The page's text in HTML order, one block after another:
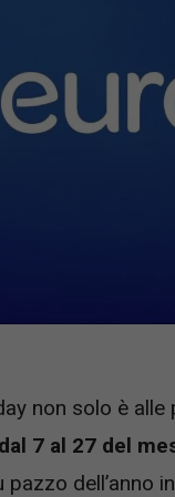
non solo è
dal 7 al 27 del
dell’anno